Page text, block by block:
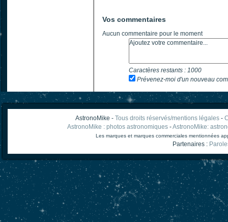
Vos commentaires
Aucun commentaire pour le moment
Caractères restants : 1000
Prévenez-moi d'un nouveau
AstronoMike - Tous droits réservés/mentions légales-
AstronoMike : photos astronomiques -AstronoMike:
Les marques et marques commerciales mentionnées
Partenaires :